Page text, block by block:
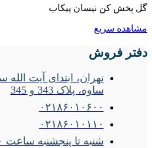
گل پخش کن نیسان پیکاب
مشاهده سریع
دفتر فروش
تهران، ابتدای آیت الله
ساوه، پلاک 343 و 345
۰۲۱۸۶۰۱۰۶۰۰
۰۲۱۸۶۰۱۰۱۱۰
شنبه تا پنجشنبه ساعت ۲۰-۸